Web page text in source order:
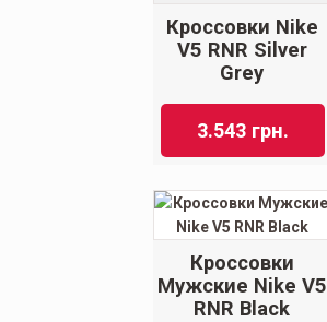
Кроссовки Nike
V5 RNR Silver
Grey
3.543 грн.
Кроссовки
Мужские Nike V5
RNR Black